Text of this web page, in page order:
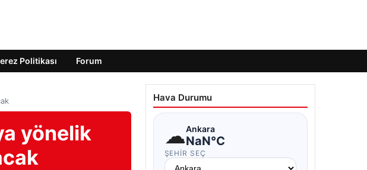
Politikası Forum
yönelik
Hava Durumu
☁Ankara
NaN°C
ŞEHIR SEÇ